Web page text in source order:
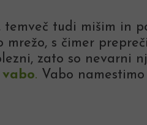
tudi mišim in
s čimer
zato so nevarni
. Vabo